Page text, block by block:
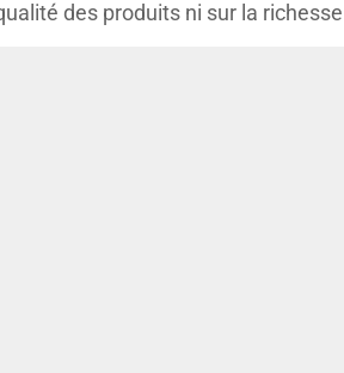
des produits ni sur la